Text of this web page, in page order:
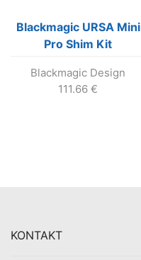
Blackmagic URSA Mini
Pro Shim Kit
Blackmagic Design
111.66€
KONTAKT